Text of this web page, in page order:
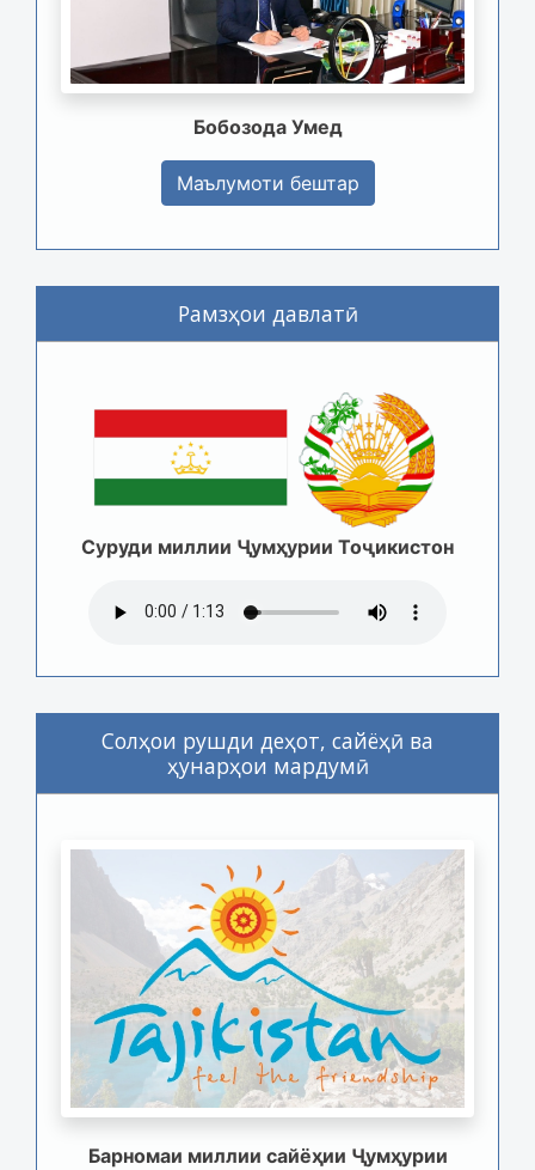
Бобозода Умед
Маълумоти бештар
Рамзҳои давлатӣ
Суруди миллии Ҷумҳурии Тоҷикистон
Солҳои рушди деҳот, сайёҳӣ ва
ҳунарҳои мардумӣ
Барномаи миллии сайёҳии Ҷумҳурии